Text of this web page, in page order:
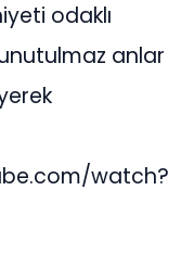
odaklı
anlar
watch?